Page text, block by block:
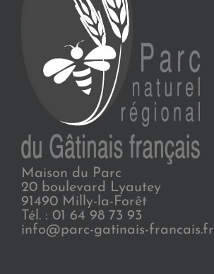
Maison du Parc
20 boulevard Lyautey
91490 Milly-la-Forêt
Tél. : 01 64 98 73 93
info@parc-gatinais-francais.fr